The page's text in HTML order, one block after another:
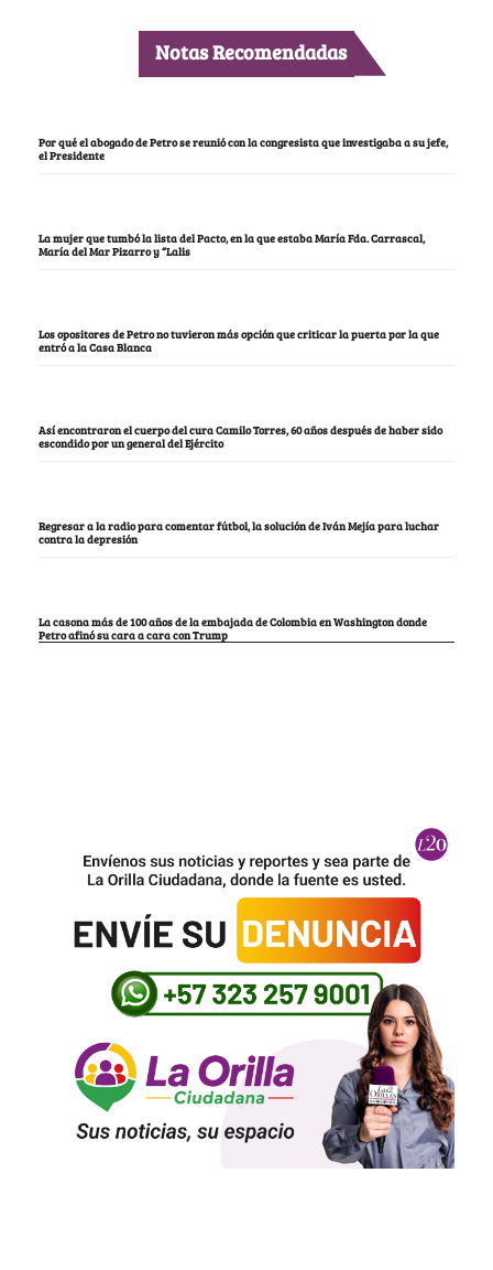
Notas Recomendadas
Por qué el abogado de Petro se reunió con la congresista que investigaba a su jefe,
el Presidente
La mujer que tumbó la lista del Pacto, en la que estaba María Fda. Carrascal,
María del Mar Pizarro y “Lalis
Los opositores de Petro no tuvieron más opción que criticar la puerta por la que
entró a la Casa Blanca
Así encontraron el cuerpo del cura Camilo Torres, 60 años después de haber sido
escondido por un general del Ejército
Regresar a la radio para comentar fútbol, la solución de Iván Mejía para luchar
contra la depresión
La casona más de 100 años de la embajada de Colombia en Washington donde
Petro afinó su cara a cara con Trump